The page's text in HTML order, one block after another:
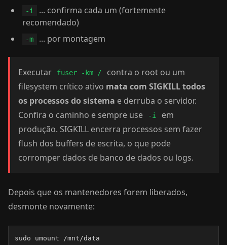
-i
... confirma cada um (fortemente
recomendado)
-m ... por montagem
Executar fuser -km /
contra o root ou um
filesystem crítico ativo mata com SIGKILL todos
os processos do sistema e derruba o servidor.
Confira o caminho e sempre use
-i
em
produção. SIGKILL encerra processos sem fazer
flush dos buffers de escrita, o que pode
corromper dados de banco de dados ou logs.
Depois que os mantenedores forem liberados,
desmonte novamente:
sudo umount /mnt/data